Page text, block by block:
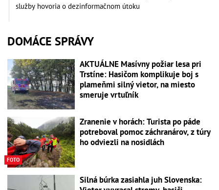
služby hovoria o dezinformačnom útoku
DOMÁCE SPRÁVY
AKTUÁLNE Masívny požiar lesa pri
Trstíne: Hasičom komplikuje boj s
plameňmi silný vietor, na miesto
smeruje vrtuľník
FOTO
Zranenie v horách: Turista po páde
potreboval pomoc záchranárov, z túry
ho odviezli na nosidlách
Silná búrka zasiahla juh Slovenska: